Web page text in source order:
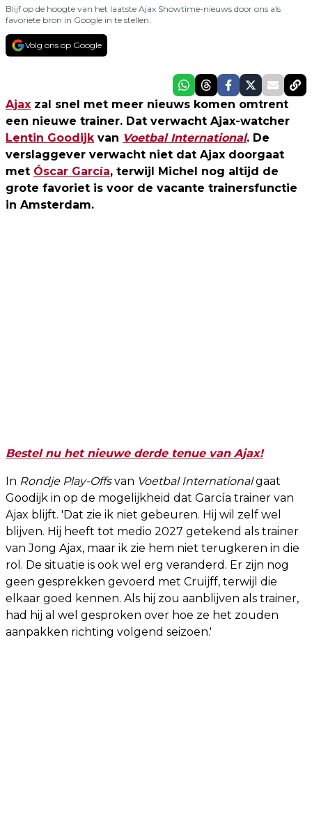
Blijf op de hoogte van het laatste Ajax Showtime-nieuws door ons als
favoriete bron in Google in te stellen.
Volg ons op Google
Ajax zal snel met meer nieuws komen omtrent
een nieuwe trainer. Dat verwacht Ajax-watcher
Lentin Goodijk van Voetbal International. De
verslaggever verwacht niet dat Ajax doorgaat
met Óscar García, terwijl Michel nog altijd de
grote favoriet is voor de vacante trainersfunctie
in Amsterdam.
Bestel nu het nieuwe derde tenue van Ajax!
In Rondje Play-Offsvan Voetbal Internationalgaat
Goodijk in op de mogelijkheid dat García trainer van
Ajax blijft. 'Dat zie ik niet gebeuren. Hij wil zelf wel
blijven. Hij heeft tot medio 2027 getekend als trainer
van Jong Ajax, maar ik zie hem niet terugkeren in die
rol. De situatie is ook wel erg veranderd. Er zijn nog
geen gesprekken gevoerd met Cruijff, terwijl die
elkaar goed kennen. Als hij zou aanblijven als trainer,
had hij al wel gesproken over hoe ze het zouden
aanpakken richting volgend seizoen.'